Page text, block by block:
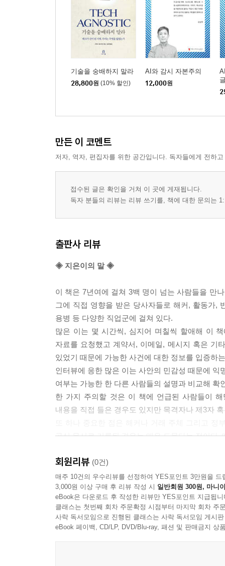
기술을 숭배하지 말라
28,800원 (10% 할인)
AI와 감시 자본주의
12,000원
만든 이 코멘트
저자, 역자, 편집자를 위한 공간입니다. 독자들에게 전하
접수된 글은 확인을 거쳐 이 곳에 게재됩니다.
독자 분들의 리뷰는 리뷰 쓰기를, 책에 대한 문의는
출판사 리뷰
◈ 지은이의 말 ◈
이 책은 7년여에 걸쳐 3백 명이 넘는 사람들을 만
그에 직접 영향을 받은 당사자들로 해커, 활동가,
용병 등 다양한 직업군에 걸쳐 있다.
많은 이는 몇 시간씩, 심지어 며칠씩 할애해 이
자료를 요청했고 계약서, 이메일, 메시지 혹은 기
있었기 때문에 가능한 사건에 대한 정보를 입증하
인터뷰에 응한 많은 이는 사안의 민감성 때문에
여부는 가능한 한 다른 사람들의 설명과 비교해 확
한 가지 주의할 것은 이 책에 언급된 사람들이
내용을 직접 들은 경우도 있지만 목격자나 제3자
공식 문서로 기록된 경우는 매우 드물다는 점이다
주장하기는 어렵다. 어떤 내용이 잘못됐든 그 책임
모쪼록 이 작업이 기밀과 은폐의 장막에 싸인
사회적담론으로 발전하기를 기대한다. ‘사물인터
◈ 옮긴이의 말 ◈
회원리뷰 (0건)
매주 10건의 우수리뷰를 선정하여 YES포인트 3만원을 드
3,000원 이상 구매 후 리뷰 작성 시 일반회원 300원, 마니
eBook은 다운로드 후 작성한 리뷰만 YES포인트 지급됩니
클래스는 첫번째 회차 주문확정 시점부터 마지막 회차 주
사락 독서모임으로 진행된 클래스는 사락 독서모임 게시
eBook 페이백, CD/LP, DVD/Blu-ray, 패션 및 판매금지 상